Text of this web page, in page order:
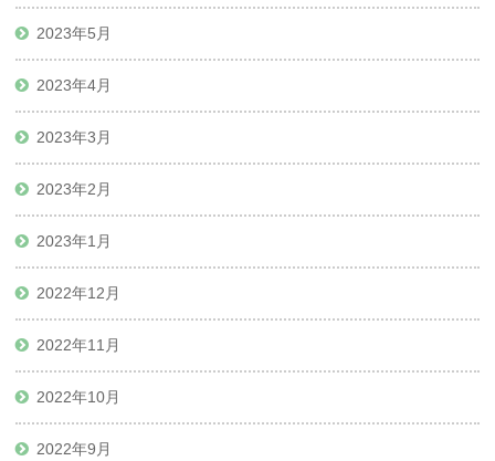
2023年5月
2023年4月
2023年3月
2023年2月
2023年1月
2022年12月
2022年11月
2022年10月
2022年9月